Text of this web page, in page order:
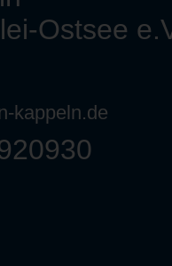
Ostsee
kappeln.de